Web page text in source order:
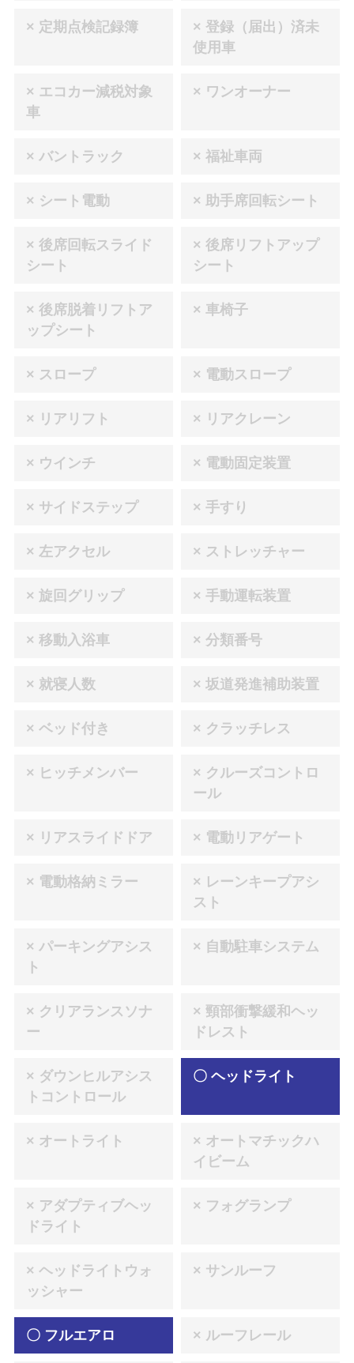
× 定期点検記録簿
× 登録（届出）済未
使用車
× エコカー減税対象
車
× ワンオーナー
× バントラック × 福祉車両
× シート電動 × 助手席回転シート
× 後席回転スライド
シート
× 後席リフトアップ
シート
× 後席脱着リフトア
ップシート
× 車椅子
× スロープ × 電動スロープ
× リアリフト × リアクレーン
× ウインチ × 電動固定装置
× サイドステップ × 手すり
× 左アクセル × ストレッチャー
× 旋回グリップ × 手動運転装置
× 移動入浴車 × 分類番号
× 就寝人数 × 坂道発進補助装置
× ベッド付き × クラッチレス
× ヒッチメンバー
× クルーズコントロ
ール
× リアスライドドア × 電動リアゲート
× 電動格納ミラー
× レーンキープアシ
スト
× パーキングアシス
ト
× 自動駐車システム
× クリアランスソナ
ー
× 頸部衝撃緩和ヘッ
ドレスト
× ダウンヒルアシス
トコントロール
〇 ヘッドライト
× オートライト
× オートマチックハ
イビーム
× アダプティブヘッ
ドライト
× フォグランプ
× ヘッドライトウォ
ッシャー
× サンルーフ
〇 フルエアロ × ルーフレール